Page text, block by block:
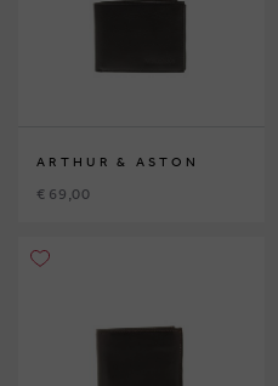
ARTHUR & ASTON
€ 69,00